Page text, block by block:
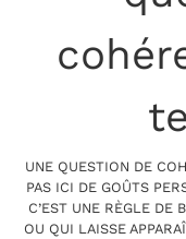
UNE QUESTION DE
PAS ICI DE GOÛTS
C’EST UNE RÈGLE DE
OU QUI LAISSE